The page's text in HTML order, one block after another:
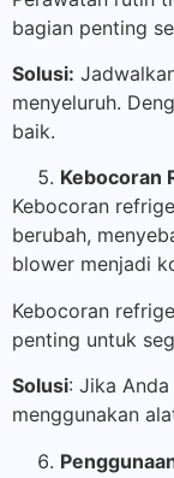
bagian penting
Solusi:
menyeluruh.
baik.
Kebocoran
Kebocoran
berubah,
blower menjadi
Kebocoran
penting untuk
Solusi: Jika
menggunakan